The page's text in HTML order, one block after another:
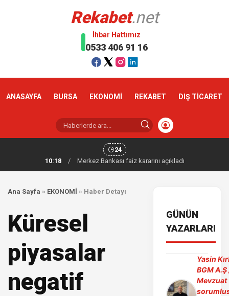
Rekabet.net
İhbar Hattımız
0533 406 91 16
ANASAYFA BURSA EKONOMİ REKABET DIŞ TİCARET
24
10:18
/ Merkez Bankası faiz kararını açıkladı
Ana Sayfa » EKONOMİ » Haber Detayı
Küresel
piyasalar
negatif
GÜNÜN
YAZARLARI
Yasin
BGM A.Ş
Mevzuat